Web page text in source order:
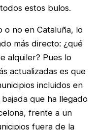
estos bulos.
o no en Cataluña, lo
más directo: ¿qué
alquiler? Pues lo
actualizadas es que
incluidos en
que ha llegado
frente a un
fuera de la